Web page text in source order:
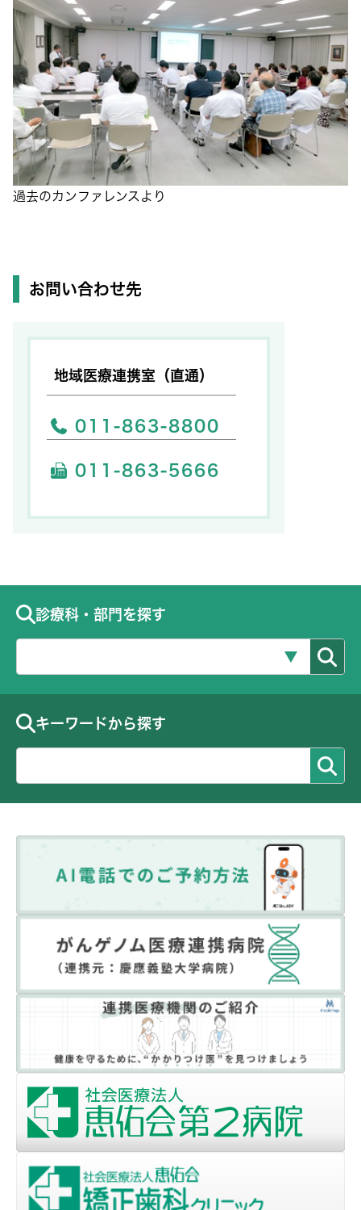
過去のカンファレンスより
お問い合わせ先
地域医療連携室（直通）
011-863-8800
011-863-5666
診療科・部門を探す
キーワードから探す